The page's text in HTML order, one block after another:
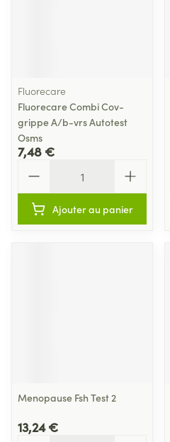
Fluorecare
Fluorecare Combi Cov-
grippe A/b-vrs Autotest
Osms
7,48 €
Ajouter au panier
Menopause Fsh Test 2
13,24 €